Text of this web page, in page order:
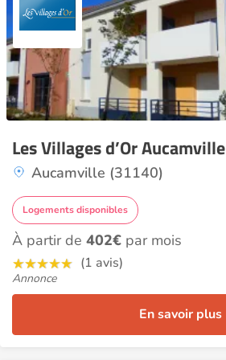
Les Villages d’Or Aucamville
Aucamville (31140)
Logements disponibles
À partir de 402€ par mois
(1 avis)
Annonce
En savoir plus